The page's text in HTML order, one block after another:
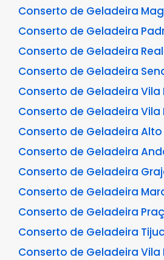
Conserto de Geladeira
Conserto de Geladeira
Conserto de Geladeira
Conserto de Geladeira
Conserto de Geladeira Vila
Conserto de Geladeira Vila
Conserto de Geladeira Alto
Conserto de Geladeira
Conserto de Geladeira
Conserto de Geladeira
Conserto de Geladeira
Conserto de Geladeira
Conserto de Geladeira Vila